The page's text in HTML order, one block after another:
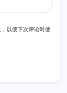
以便下次评论时使